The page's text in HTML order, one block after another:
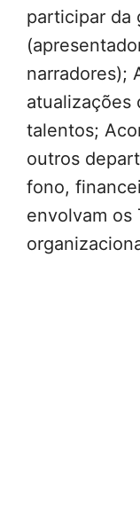
participar da
narradores);
atualizações
talentos;
outros
fono,
envolvam os